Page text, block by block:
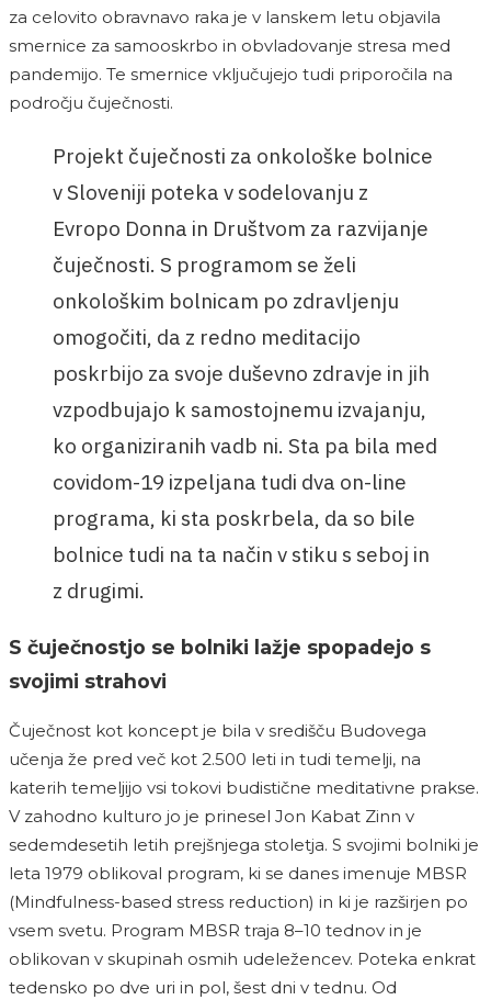
za celovito obravnavo raka je v lanskem letu objavila
smernice za samooskrbo in obvladovanje stresa med
pandemijo. Te smernice vključujejo tudi priporočila na
področju čuječnosti.
Projekt čuječnosti za onkološke bolnice
v Sloveniji poteka v sodelovanju z
Evropo Donna in Društvom za razvijanje
čuječnosti. S programom se želi
onkološkim bolnicam po zdravljenju
omogočiti, da z redno meditacijo
poskrbijo za svoje duševno zdravje in jih
vzpodbujajo k samostojnemu izvajanju,
ko organiziranih vadb ni. Sta pa bila med
covidom-19 izpeljana tudi dva on-line
programa, ki sta poskrbela, da so bile
bolnice tudi na ta način v stiku s seboj in
z drugimi.
S čuječnostjo se bolniki lažje spopadejo s
svojimi strahovi
Čuječnost kot koncept je bila v središču Budovega
učenja že pred več kot 2.500 leti in tudi temelji, na
katerih temeljijo vsi tokovi budistične meditativne prakse.
V zahodno kulturo jo je prinesel Jon Kabat Zinn v
sedemdesetih letih prejšnjega stoletja. S svojimi bolniki je
leta 1979 oblikoval program, ki se danes imenuje MBSR
(Mindfulness-based stress reduction) in ki je razširjen po
vsem svetu. Program MBSR traja 8–10 tednov in je
oblikovan v skupinah osmih udeležencev. Poteka enkrat
tedensko po dve uri in pol, šest dni v tednu. Od